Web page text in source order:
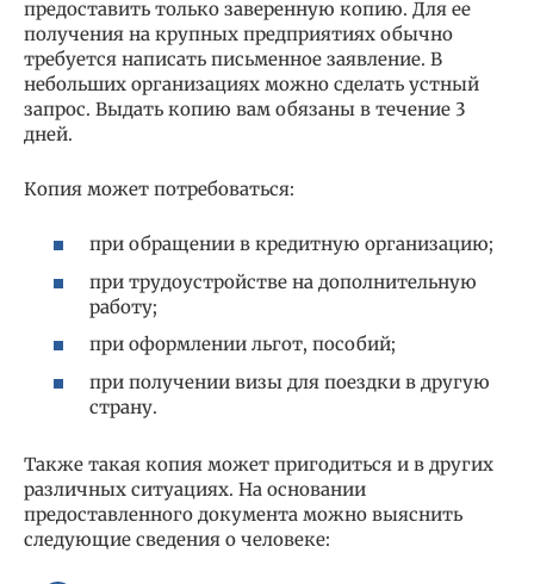
предоставить только заверенную копию. Для ее
получения на крупных предприятиях обычно
требуется написать письменное заявление. В
небольших организациях можно сделать устный
запрос. Выдать копию вам обязаны в течение 3
дней.
Копия может потребоваться:
при обращении в кредитную организацию;
при трудоустройстве на дополнительную
работу;
при оформлении льгот, пособий;
при получении визы для поездки в другую
страну.
Также такая копия может пригодиться и в других
различных ситуациях. На основании
предоставленного документа можно выяснить
следующие сведения о человеке: